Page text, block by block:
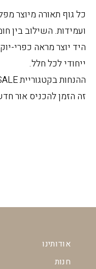
כל גוף תאורה מיוצר
ועמידות. השילוב בין
היד יוצר מראה כפרי-
ייחודי לכל חלל.
זה הזמן להכניס אור
אודותינו
חנות